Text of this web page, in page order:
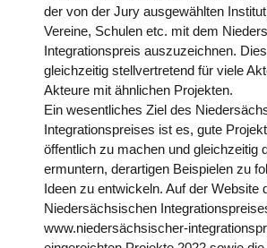
der von der Jury ausgewählten
Vereine, Schulen etc. mit dem
Integrationspreis auszuzeichnen.
gleichzeitig stellvertretend für viele
Akteure mit ähnlichen Projekten.
Ein wesentliches Ziel des
Integrationspreises ist es, gute
öffentlich zu machen und gleichzeitig
ermuntern, derartigen Beispielen zu
Ideen zu entwickeln. Auf der Website
Niedersächsischen
www.niedersächsischer-